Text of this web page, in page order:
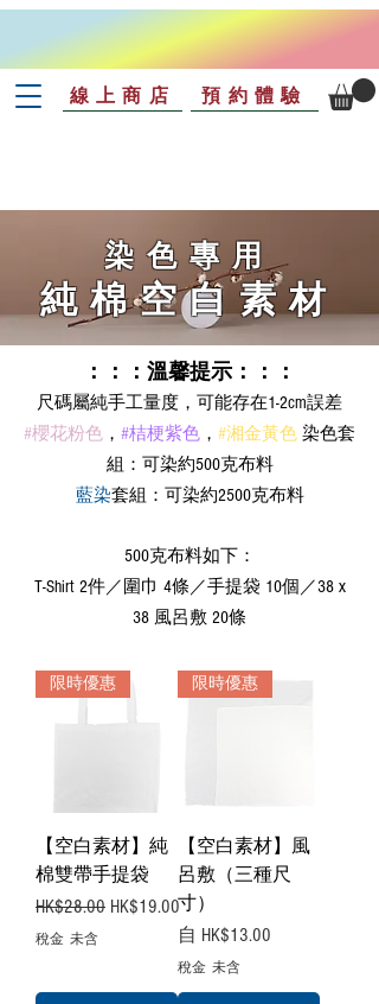
線上商店 預約體驗
染色專用
純棉空白素材
：：：溫馨提示：：：
尺碼屬純手工量度，可能存在1-2cm誤差
#櫻花粉色 ， #桔梗紫色 ， #湘金黃色 染色套
組：可染約500克布料
藍染套組：可染約2500克布料
500克布料如下：
T-Shirt 2件／圍巾 4條／手提袋 10個／38 x
38 風呂敷 20條
限時優惠
【空白素材】純
棉雙帶手提袋
一般價格
HK$28.00 促銷價格
HK$19.00
稅金 未含
限時優惠
【空白素材】風
呂敷（三種尺
寸）
自 HK$13.00
促銷價格
稅金 未含